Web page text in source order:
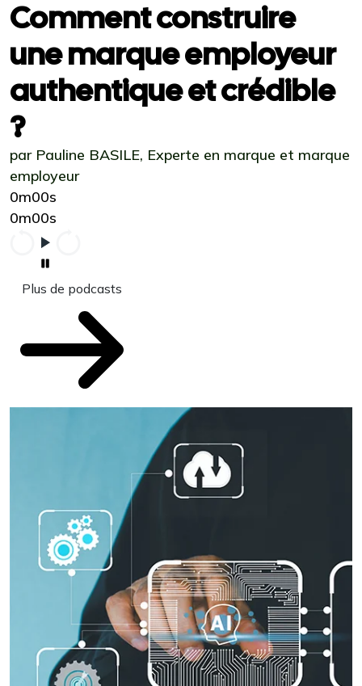
Comment construire
une marque employeur
authentique et crédible
?
par Pauline BASILE, Experte en marque et marque
employeur
0m00s
0m00s
Plus de podcasts